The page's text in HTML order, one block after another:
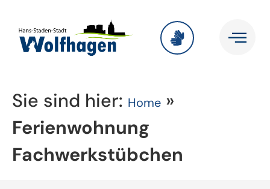
Sie sind hier: Home »
Ferienwohnung
Fachwerkstübchen